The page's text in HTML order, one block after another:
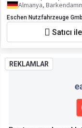
Almanya,
Eschen Nutzfahrzeuge
Satıcı
REKLAMLAR